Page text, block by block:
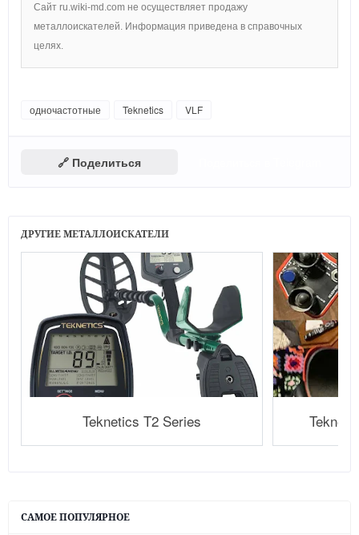
Сайт ru.wiki-md.com не осуществляет продажу
металлоискателей. Информация приведена в справочных
целях.
одночастотные Teknetics VLF
🔗 Поделиться
ДРУГИЕ МЕТАЛЛОИСКАТЕЛИ
Teknetics T2 Series
САМОЕ ПОПУЛЯРНОЕ